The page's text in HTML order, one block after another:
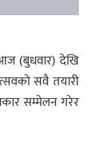
(बुधवार) देखि
सवै तयारी
सम्मेलन गरेर